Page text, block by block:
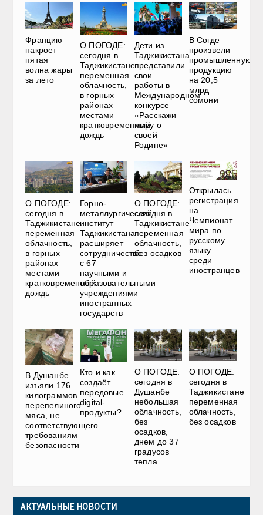
Францию
накроет
пятая
волна жары
за лето
О ПОГОДЕ:
сегодня в
Таджикистане
переменная
облачность,
в горных
районах
местами
кратковременный
дождь
Дети из
Таджикистана
представили
свои
работы в
Международном
конкурсе
«Расскажи
миру о
своей
Родине»
В Согде
произвели
промышленную
продукцию
на 20,5
млрд
сомони
О ПОГОДЕ:
сегодня в
Таджикистане
переменная
облачность,
в горных
районах
местами
кратковременный
дождь
Горно-
металлургический
институт
Таджикистана
расширяет
сотрудничество
с 67
научными и
образовательными
учреждениями
иностранных
государств
О ПОГОДЕ:
сегодня в
Таджикистане
переменная
облачность,
без осадков
Открылась
регистрация
на
Чемпионат
мира по
русскому
языку
среди
иностранцев
В Душанбе
изъяли 176
килограммов
перепелиного
мяса, не
соответствующего
требованиям
безопасности
Кто и как
создаёт
передовые
digital-
продукты?
О ПОГОДЕ:
сегодня в
Душанбе
небольшая
облачность,
без
осадков,
днем до 37
градусов
тепла
О ПОГОДЕ:
сегодня в
Таджикистане
переменная
облачность,
без осадков
АКТУАЛЬНЫЕ НОВОСТИ